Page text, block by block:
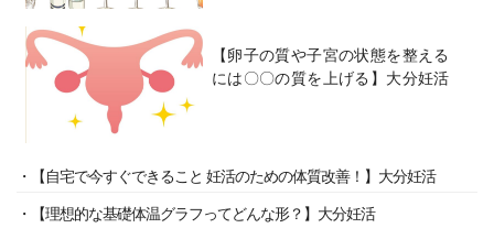
【卵子の質や子宮の状態を整える
には〇〇の質を上げる】大分妊活
・【自宅で今すぐできること 妊活のための体質改善！】大分妊活
・【理想的な基礎体温グラフってどんな形？】大分妊活